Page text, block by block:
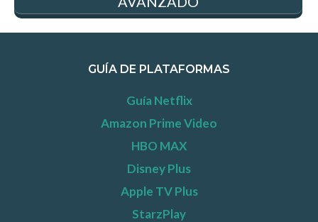
GUÍA DE PLATAFORMAS
Guía Netflix
Amazon Prime Video
HBO MAX
Disney Plus
Apple TV Plus
StarzPlay